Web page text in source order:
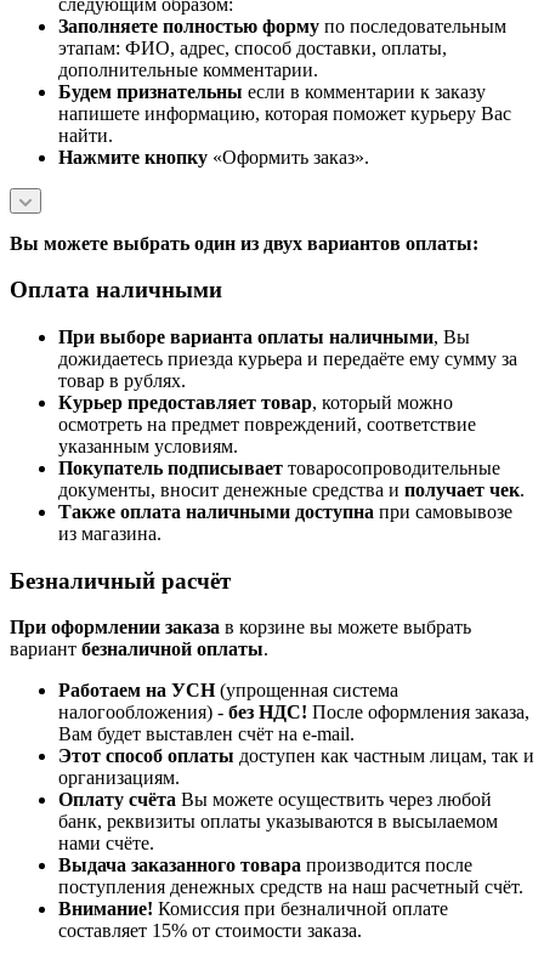
Заполняете полностью форму по последовательным
этапам: ФИО, адрес, способ доставки, оплаты,
дополнительные комментарии.
Будем признательны если в комментарии к заказу
напишете информацию, которая поможет курьеру Вас
найти.
Нажмите кнопку «Оформить заказ».
Вы можете выбрать один из двух вариантов оплаты:
Оплата наличными
При выборе варианта оплаты наличными, Вы
дожидаетесь приезда курьера и передаёте ему сумму за
товар в рублях.
Курьер предоставляет товар, который можно
осмотреть на предмет повреждений, соответствие
указанным условиям.
Покупатель подписывает товаросопроводительные
документы, вносит денежные средства и получает чек.
Также оплата наличными доступна при самовывозе
из магазина.
Безналичный расчёт
При оформлении заказа в корзине вы можете выбрать
вариант безналичной оплаты.
Работаем на УСН(упрощенная система
налогообложения) - без НДС! После оформления заказа,
Вам будет выставлен счёт на e-mail.
Этот способ оплаты доступен как частным лицам, так и
организациям.
Оплату счёта Вы можете осуществить через любой
банк, реквизиты оплаты указываются в высылаемом
нами счёте.
Выдача заказанного товара производится после
поступления денежных средств на наш расчетный счёт.
Внимание! Комиссия при безналичной оплате
составляет 15% от стоимости заказа.